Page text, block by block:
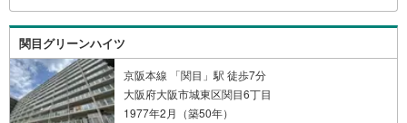
タッフがお悩みに合わせてお話をうかがい、お客さまにぴ
ったりの提案を行います！■その他:物件相談、住宅ローン
相談、ご質問、気になること、何でもお気軽にご相談くだ
さい！
関目グリーンハイツ
京阪本線 「関目」駅 徒歩7分
大阪府大阪市城東区関目6丁目
1977年2月（築50年）